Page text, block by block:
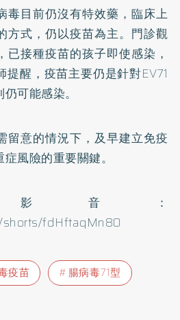
毒目前仍沒有特效藥，臨床上
方式，仍以疫苗為主。門診觀
已接種疫苗的孩子即使感染，
醒，疫苗主要仍是針對EV71
可能感染。
留意的情況下，及早建立免疫
風險的重要關鍵。
音：
fdHftaqMn80
疫苗 腸病毒71型